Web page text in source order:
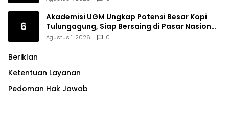
6
Akademisi UGM Ungkap Potensi Besar Kopi
Tulungagung, Siap Bersaing di Pasar Nasional
hingga Dunia
Agustus 1, 2026 0
Beriklan
Ketentuan Layanan
Pedoman Hak Jawab